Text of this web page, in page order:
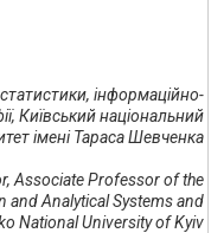
інформаційно-
Київський національний
імені Тараса Шевченка
Associate Professor of the
Analytical Systems аnd
National University of Kyiv